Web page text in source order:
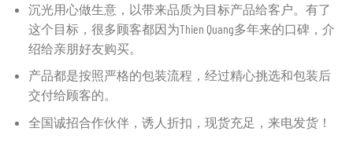
沉光用心做生意，以带来品质为目标产品给客户。有了
这个目标，很多顾客都因为Thien Quang多年来的口碑，介
绍给亲朋好友购买。
产品都是按照严格的包装流程，经过精心挑选和包装后
交付给顾客的。
全国诚招合作伙伴，诱人折扣，现货充足，来电发货！